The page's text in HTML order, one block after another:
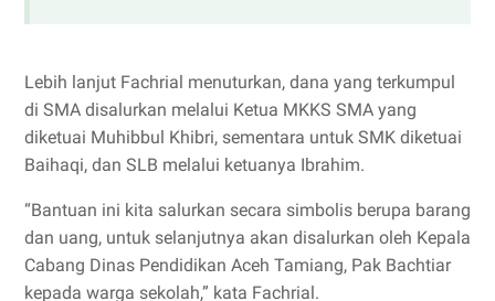
Lebih lanjut Fachrial menuturkan, dana yang terkumpul
di SMA disalurkan melalui Ketua MKKS SMA yang
diketuai Muhibbul Khibri, sementara untuk SMK diketuai
Baihaqi, dan SLB melalui ketuanya Ibrahim.
“Bantuan ini kita salurkan secara simbolis berupa barang
dan uang, untuk selanjutnya akan disalurkan oleh Kepala
Cabang Dinas Pendidikan Aceh Tamiang, Pak Bachtiar
kepada warga sekolah,” kata Fachrial.